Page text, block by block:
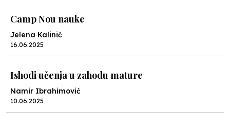
Camp Nou nauke
Jelena Kalinić
16.06.2025
Ishodi učenja u zahodu mature
Namir Ibrahimović
10.06.2025